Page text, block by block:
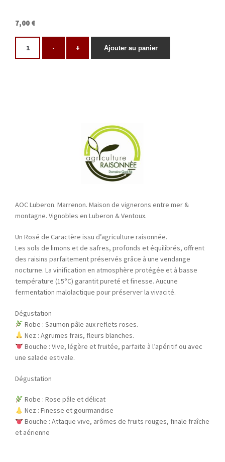
7,00 €
- + Ajouter au panier
AOC Luberon. Marrenon. Maison de vignerons entre mer &
montagne. Vignobles en Luberon & Ventoux.
Un Rosé de Caractère issu d’agriculture raisonnée.
Les sols de limons et de safres, profonds et équilibrés, offrent
des raisins parfaitement préservés grâce à une vendange
nocturne. La vinification en atmosphère protégée et à basse
température (15°C) garantit pureté et finesse. Aucune
fermentation malolactique pour préserver la vivacité.
Dégustation
Robe : Saumon pâle aux reflets roses.
Nez : Agrumes frais, fleurs blanches.
Bouche : Vive, légère et fruitée, parfaite à l’apéritif ou avec
une salade estivale.
Dégustation
Robe : Rose pâle et délicat
Nez : Finesse et gourmandise
Bouche : Attaque vive, arômes de fruits rouges, finale fraîche
et aérienne